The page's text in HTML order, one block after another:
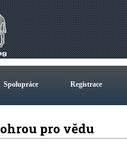
Spolupráce Registrace
pro vědu